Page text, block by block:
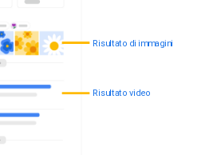
Risultato di immagini
Risultato video